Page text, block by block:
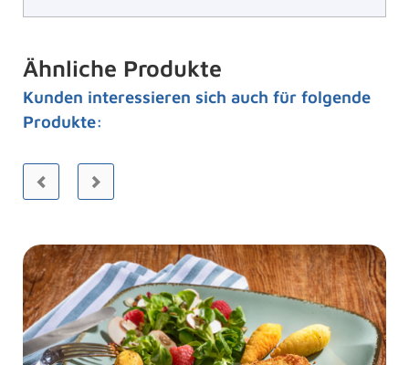
Ähnliche Produkte
Kunden interessieren sich auch für folgende
Produkte: